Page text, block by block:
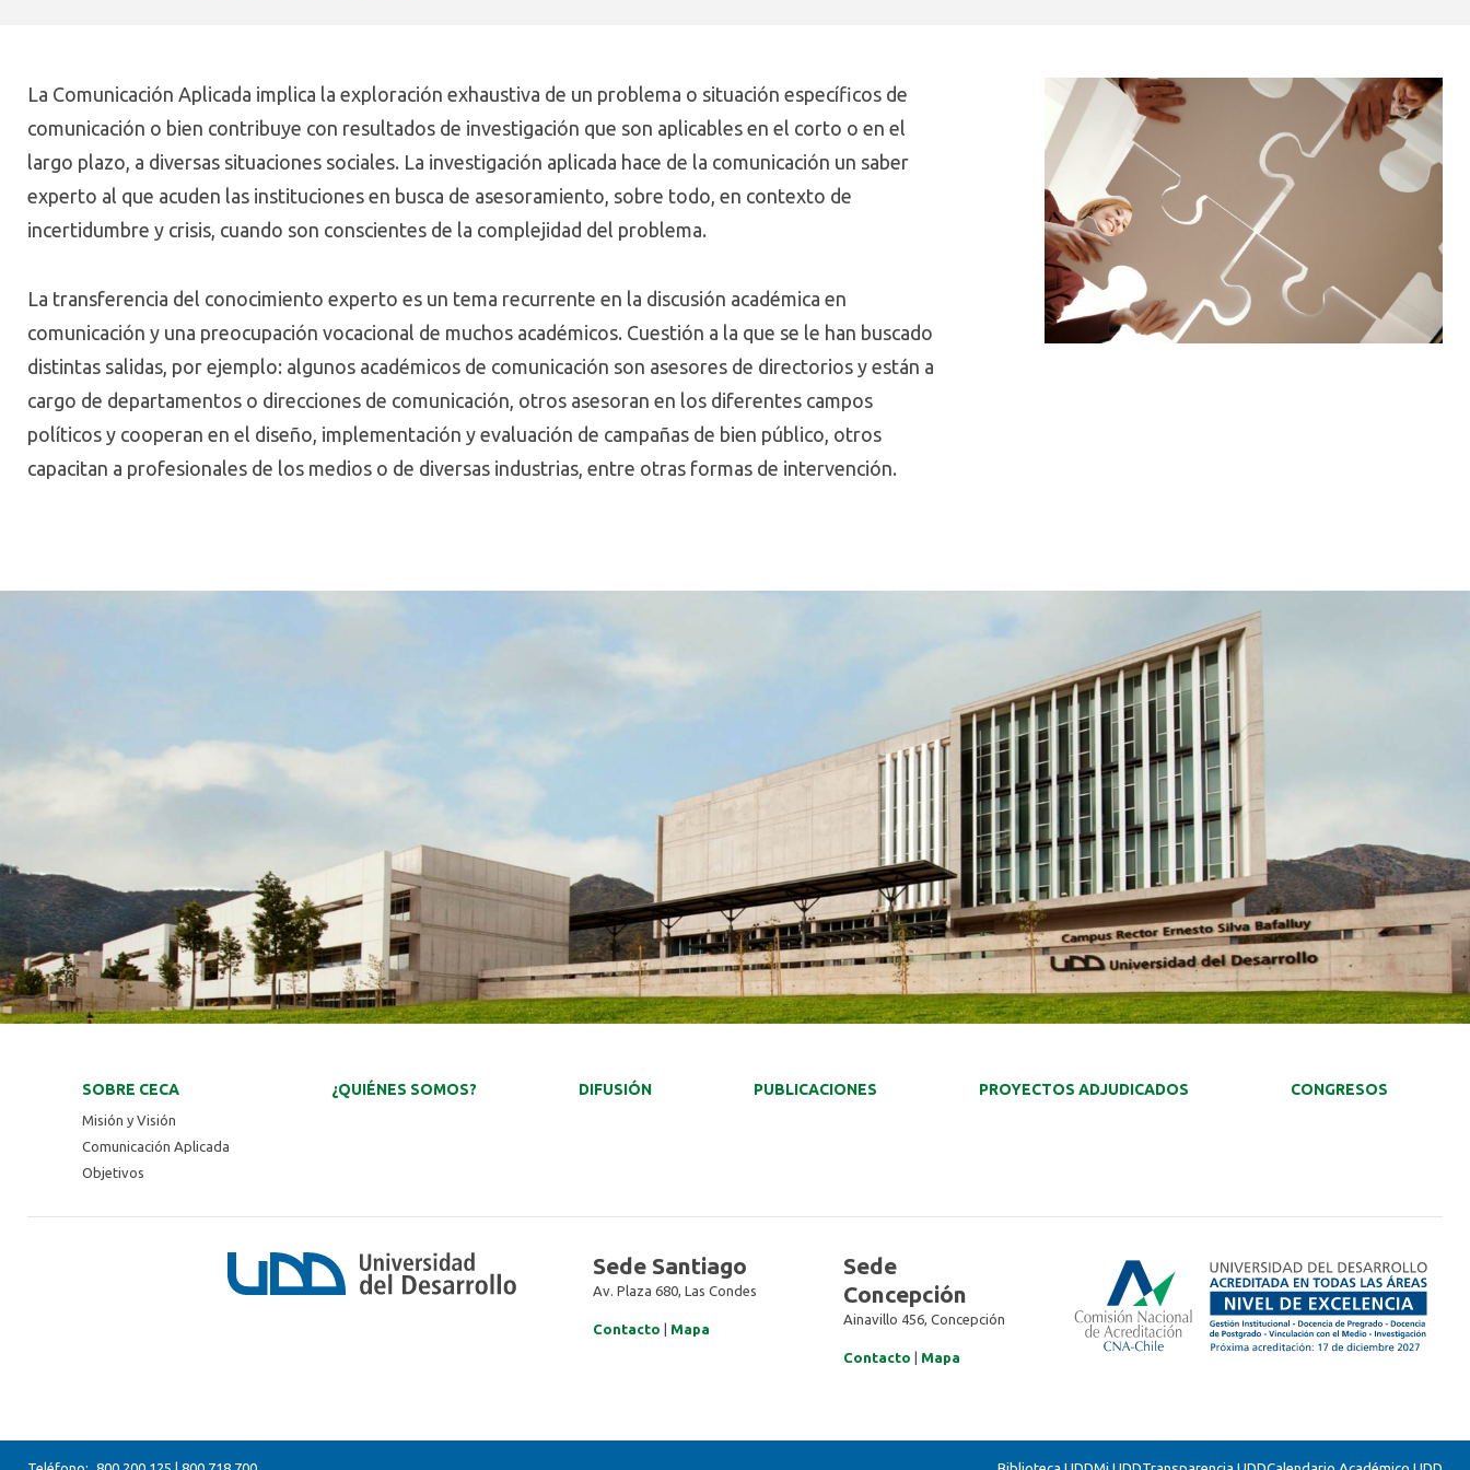
La Comunicación Aplicada implica la exploración exhaustiva de un problema o situación específicos de
comunicación o bien contribuye con resultados de investigación que son aplicables en el corto o en el
largo plazo, a diversas situaciones sociales. La investigación aplicada hace de la comunicación un saber
experto al que acuden las instituciones en busca de asesoramiento, sobre todo, en contexto de
incertidumbre y crisis, cuando son conscientes de la complejidad del problema.
La transferencia del conocimiento experto es un tema recurrente en la discusión académica en
comunicación y una preocupación vocacional de muchos académicos. Cuestión a la que se le han buscado
distintas salidas, por ejemplo: algunos académicos de comunicación son asesores de directorios y están a
cargo de departamentos o direcciones de comunicación, otros asesoran en los diferentes campos
políticos y cooperan en el diseño, implementación y evaluación de campañas de bien público, otros
capacitan a profesionales de los medios o de diversas industrias, entre otras formas de intervención.
SOBRE CECA
Misión y Visión
Comunicación Aplicada
Objetivos
¿QUIÉNES SOMOS? DIFUSIÓN PUBLICACIONES PROYECTOS ADJUDICADOS CONGRESOS
Sede Santiago
Av. Plaza 680, Las Condes
Contacto Mapa
Sede
Concepción
Ainavillo 456, Concepción
Contacto Mapa